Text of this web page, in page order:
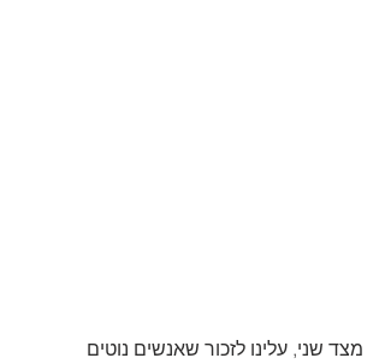
מצד שני, עלינו לזכור שאנשים נוטים